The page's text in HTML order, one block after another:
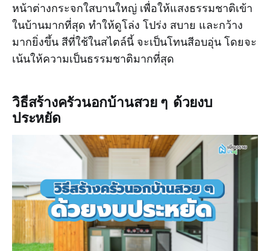
หน้าต่างกระจกใสบานใหญ่ เพื่อให้แสงธรรมชาติเข้า
ในบ้านมากที่สุด ทำให้ดูโล่ง โปร่ง สบาย และกว้าง
มากยิ่งขึ้น สีที่ใช้ในสไตล์นี้ จะเป็นโทนสีอบอุ่น โดยจะ
เน้นให้ความเป็นธรรมชาติมากที่สุด
วิธีสร้างครัวนอกบ้านสวย ๆ ด้วยงบ
ประหยัด